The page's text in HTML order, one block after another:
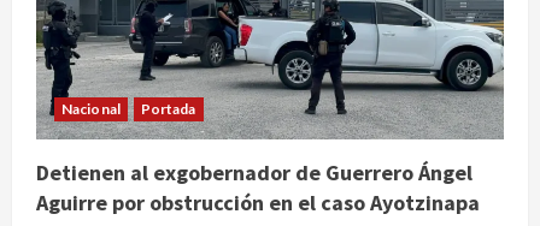
Nacional Portada
Detienen al exgobernador de Guerrero Ángel
Aguirre por obstrucción en el caso Ayotzinapa